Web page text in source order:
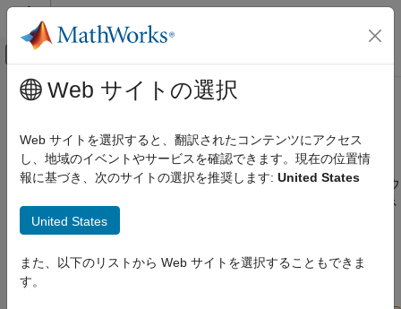
コンテンツへスキップ
オフキャンバス ナビゲーション メ
ドキュメンテーションのホーム
組織のライセンスの管理
標準ライセンス オプションの管理
ライセンスの管理
MATLAB との接続
項目一覧
メインコンテンツ
ライセンス サーバーとクラウド上
のMATLABとの接続
既にオンプレミスのライセンス サーバーをお持ちの場合、クラウ
を既存のサーバーで実行しているネ
ットワーク ライセンス マネージャーに接続できます (代わりに、
合の詳細については、
クラウド プラットフォームの MATLAB の
Web サイトの選択
Web サイトを選択すると、翻訳されたコンテンツにアクセス
し、地域のイベントやサービスを確認できます。現在の位置情
報に基づき、次のサイトの選択を推奨します: United States
United States
また、以下のリストから Web サイトを選択することもできま
す。